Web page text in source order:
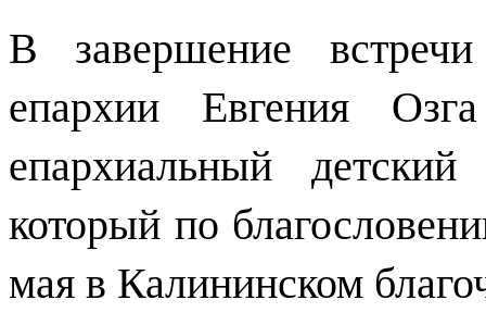
В завершение
епархии Евгения
епархиальный
который по
мая в Калининском